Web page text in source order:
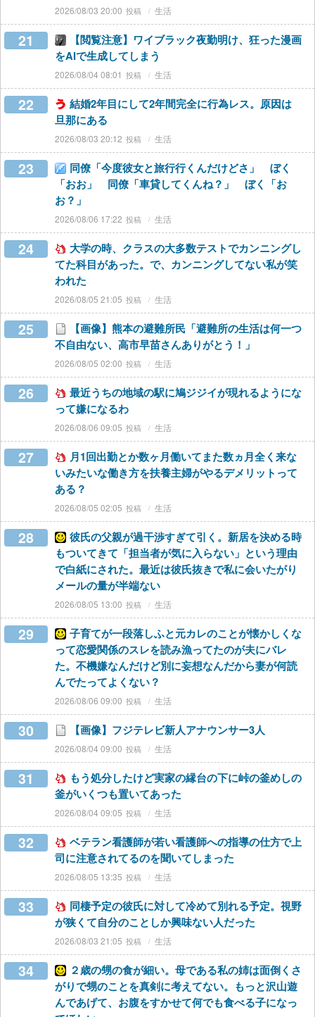
2026/08/03 20:00 生活
21
【閲覧注意】ワイブラック夜勤明け、狂った漫画
をAIで生成してしまう
2026/08/04 08:01 生活
22
結婚2年目にして2年間完全に行為レス。原因は
旦那にある
2026/08/03 20:12 生活
23
同僚「今度彼女と旅行行くんだけどさ」 ぼく
「おお」 同僚「車貸してくんね？」 ぼく「お
お？」
2026/08/06 17:22 生活
24
大学の時、クラスの大多数テストでカンニングし
てた科目があった。で、カンニングしてない私が笑
われた
2026/08/05 21:05 生活
25
【画像】熊本の避難所民「避難所の生活は何一つ
不自由ない、高市早苗さんありがとう！」
2026/08/05 02:00 生活
26
最近うちの地域の駅に鳩ジジイが現れるようにな
って嫌になるわ
2026/08/06 09:05 生活
27
月1回出勤とか数ヶ月働いてまた数ヵ月全く来な
いみたいな働き方を扶養主婦がやるデメリットって
ある？
2026/08/05 02:05 生活
28
彼氏の父親が過干渉すぎて引く。新居を決める時
もついてきて「担当者が気に入らない」という理由
で白紙にされた。最近は彼氏抜きで私に会いたがり
メールの量が半端ない
2026/08/05 13:00 生活
29
子育てが一段落しふと元カレのことが懐かしくな
って恋愛関係のスレを読み漁ってたのが夫にバレ
た。不機嫌なんだけど別に妄想なんだから妻が何読
んでたってよくない？
2026/08/06 09:00 生活
30 【画像】フジテレビ新人アナウンサー3人
2026/08/04 09:00 生活
31
もう処分したけど実家の縁台の下に峠の釜めしの
釜がいくつも置いてあった
2026/08/04 09:05 生活
32
ベテラン看護師が若い看護師への指導の仕方で上
司に注意されてるのを聞いてしまった
2026/08/05 13:35 生活
33
同棲予定の彼氏に対して冷めて別れる予定。視野
が狭くて自分のことしか興味ない人だった
2026/08/03 21:05 生活
34
２歳の甥の食が細い。母である私の姉は面倒くさ
がりで甥のことを真剣に考えてない。もっと沢山遊
んであげて、お腹をすかせて何でも食べる子になっ